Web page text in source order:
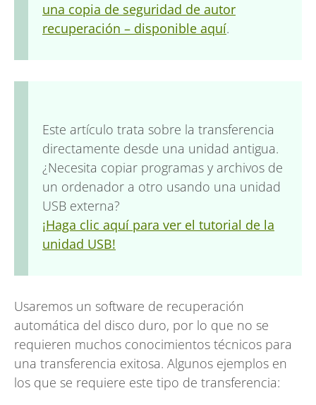
una copia de seguridad de autor
recuperación – disponible aquí.
Este artículo trata sobre la transferencia
directamente desde una unidad antigua.
¿Necesita copiar programas y archivos de
un ordenador a otro usando una unidad
USB externa?
¡Haga clic aquí para ver el tutorial de la
unidad USB!
Usaremos un software de recuperación
automática del disco duro, por lo que no se
requieren muchos conocimientos técnicos para
una transferencia exitosa. Algunos ejemplos en
los que se requiere este tipo de transferencia: